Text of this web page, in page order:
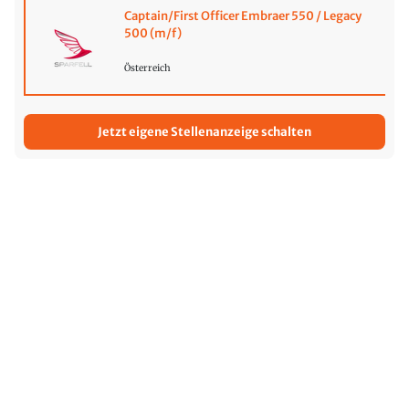
Captain/First Officer Embraer 550 / Legacy
500 (m/f)
Österreich
Jetzt eigene Stellenanzeige schalten